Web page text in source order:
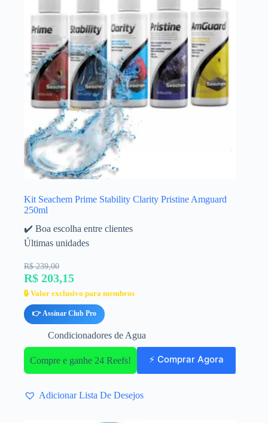
Kit Seachem Prime Stability Clarity Pristine Amguard
250ml
✔️ Boa escolha entre clientes
Últimas unidades
R$ 239,00
R$ 203,15
🔒 Valor exclusivo para membros
👉 Assinar Club Pro
Condicionadores de Agua
Compre e ganhe 24 Reefs! ⚡ Comprar Agora
Adicionar Lista De Desejos